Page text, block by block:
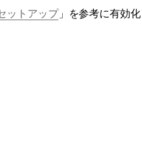
ットアップ」を参考に有効